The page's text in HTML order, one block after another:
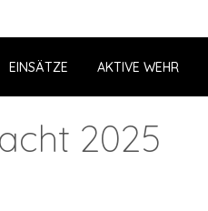
EINSÄTZE AKTIVE WEHR
2025